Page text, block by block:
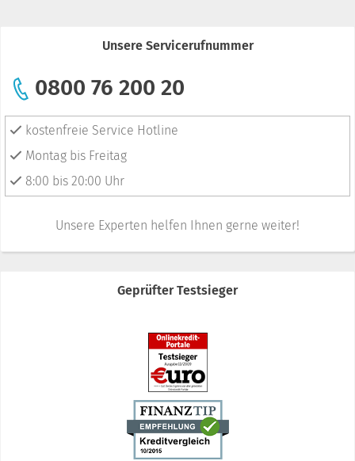
Unsere Servicerufnummer
0800 76 200 20
kostenfreie Service Hotline
Montag bis Freitag
8:00 bis 20:00 Uhr
Unsere Experten helfen Ihnen gerne weiter!
Geprüfter Testsieger